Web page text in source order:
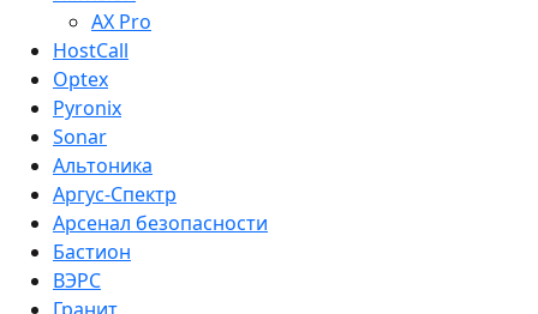
AX Pro
HostCall
Optex
Pyronix
Sonar
Альтоника
Аргус-Спектр
Арсенал безопасности
Бастион
ВЭРС